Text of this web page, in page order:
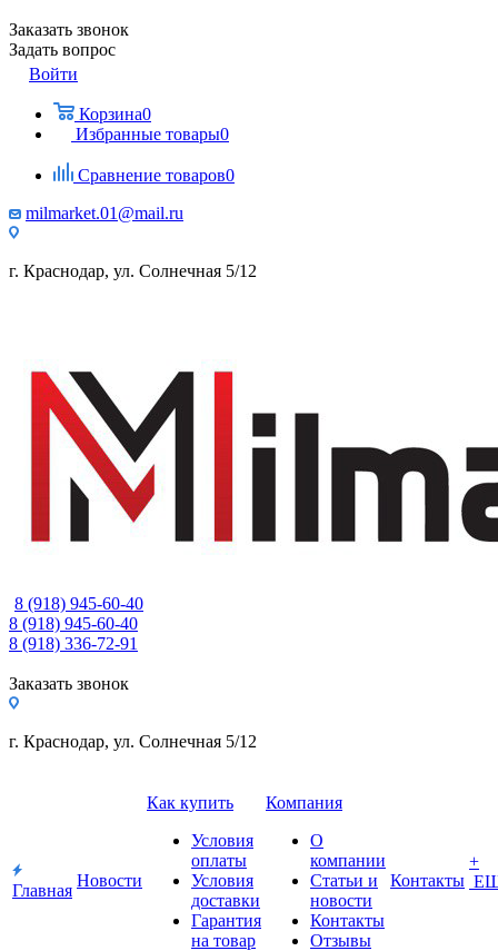
Заказать звонок
Задать вопрос
Войти
Корзина0
Избранные товары0
Сравнение товаров0
milmarket.01@mail.ru
г. Краснодар, ул. Солнечная 5/12
8 (918) 945-60-40
8 (918) 945-60-40
8 (918) 336-72-91
Заказать звонок
г. Краснодар, ул. Солнечная 5/12
Главная
Новости
Как купить
Условия
оплаты
Условия
доставки
Гарантия
на товар
Компания
О
компании
Статьи и
новости
Контакты
Отзывы
Контакты
+